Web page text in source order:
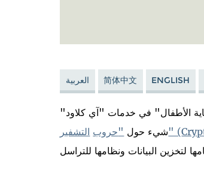
العربية 简体中文 ENGLISH
"لحماية الأطفال" في خدمات "آي كلاود" (iCloud) و"آي مسج" (iMessage). وإذا كنتم/ن قرأتم/ن أيّ
شيء حول "حروب التشفير " (